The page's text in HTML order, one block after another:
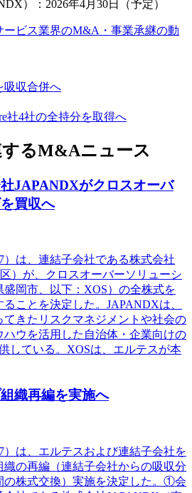
）：2026年4月30日（予定）
ービス業界のM&A・事業承継の動
吸収合併へ
社4社の全持分を取得へ
るM&Aニュース
JAPANDXがクロスオーバ
買収へ
）は、連結子会社である株式会社
）が、クロスオーバーソリューシ
盛岡市、以下：XOS）の全株式を
ことを決定した。JAPANDXは、
きたリスクマネジメントや社会の
ウを活用した自治体・企業向けの
している。XOSは、エルテスが本
織再編を実施へ
）は、エルテスおよび連結子会社を
の再編（連結子会社からの吸収分
の株式交換）実施を決定した。①会